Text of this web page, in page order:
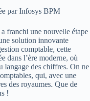
par Infosys BPM
franchi une nouvelle étape
solution innovante
comptable, cette
dans l’ère moderne, où
langage des chiffres. On ne
qui, avec une
des royaumes. Que de
!